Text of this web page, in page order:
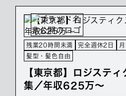
残業20時間未満 完全週休2日
髪型・髪色自由
【東京都】ロジステ
集／年収625万～